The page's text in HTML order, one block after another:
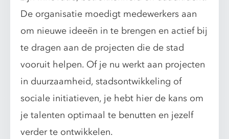
De organisatie moedigt medewerkers aan
om nieuwe ideeën in te brengen en actief bij
te dragen aan de projecten die de stad
vooruit helpen. Of je nu werkt aan projecten
in duurzaamheid, stadsontwikkeling of
sociale initiatieven, je hebt hier de kans om
je talenten optimaal te benutten en jezelf
verder te ontwikkelen.